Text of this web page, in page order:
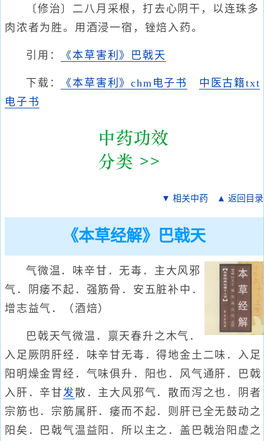
〔修治〕二八月采根，打去心阴干，以连珠多
肉浓者为胜。用酒浸一宿，锉焙入药。
引用： 《本草害利》巴戟天
下载： 《本草害利》chm电子书
中医古籍txt
电子书
▼ 相关中药 ▲ 返回目录
《本草经解》巴戟天
气微温．味辛甘．无毒．主大风邪
气．阴痿不起．强筋骨．安五脏补中．
增志益气．（酒焙）
巴戟天气微温．禀天春升之木气．
入足厥阴肝经．味辛甘无毒．得地金土二味．入足
阳明燥金胃经．气味俱升．阳也．风气通肝．巴戟
入肝．辛甘发散．主大风邪气．散而泻之也．阴者
宗筋也．宗筋属肝．痿而不起．则肝已全无鼓动之
阳矣．巴戟气温益阳．所以主之．盖巴戟治阳虚之